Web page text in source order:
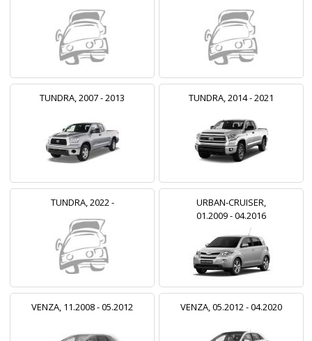
TUNDRA, 2007 - 2013 TUNDRA, 2014 - 2021
TUNDRA, 2022 -
URBAN-CRUISER,
01.2009 - 04.2016
VENZA, 11.2008 - 05.2012 VENZA, 05.2012 - 04.2020